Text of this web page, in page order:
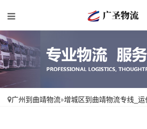
广州到曲靖物流»增城区到曲靖物流专线_运